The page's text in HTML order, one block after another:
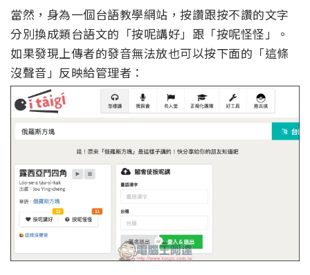
當然，身為一個台語教學網站，按讚跟按不讚的文字
分別換成類台語文的「按呢講好」跟「按呢怪怪」。
如果發現上傳者的發音無法放也可以按下面的「這條
沒聲音」反映給管理者：